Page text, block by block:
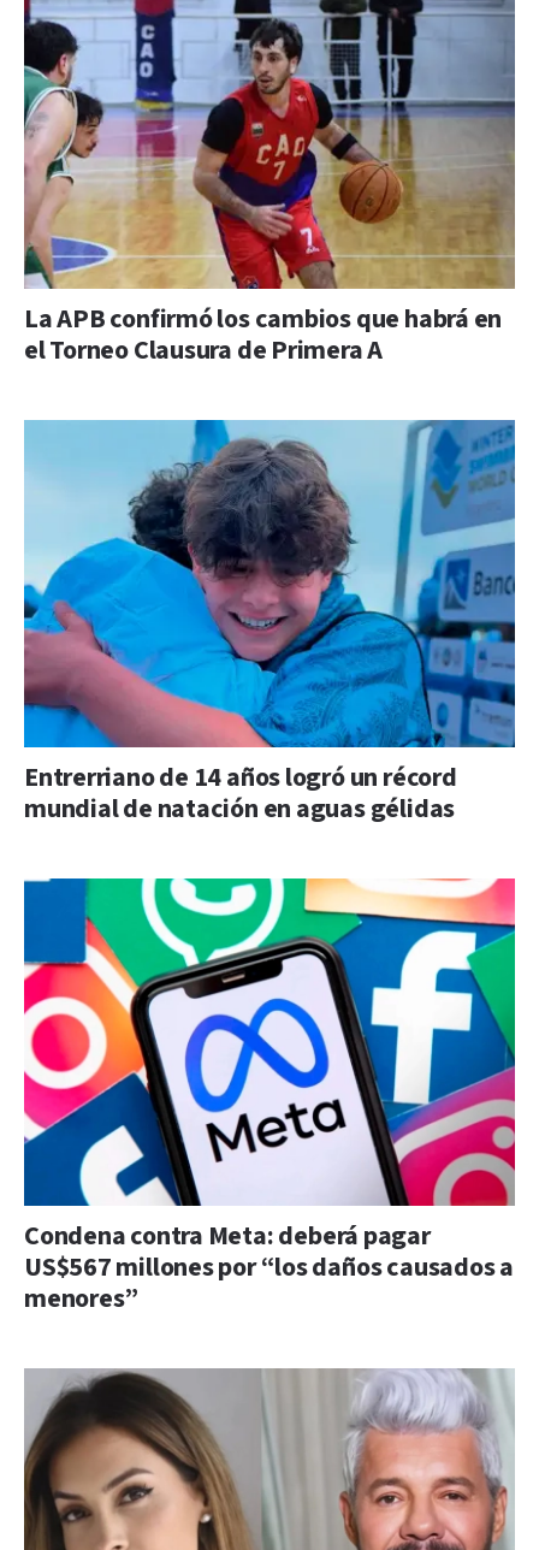
La APB confirmó los cambios que habrá en
el Torneo Clausura de Primera A
Entrerriano de 14 años logró un récord
mundial de natación en aguas gélidas
Condena contra Meta: deberá pagar
US$567 millones por “los daños causados a
menores”